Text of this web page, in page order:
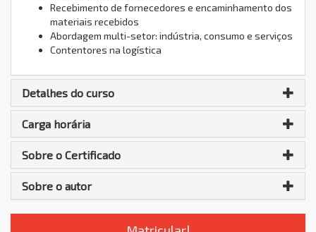
Recebimento de fornecedores e encaminhamento dos
materiais recebidos
Abordagem multi-setor: indústria, consumo e serviços
Contentores na logística
Detalhes do curso
Carga horária
Sobre o Certificado
Sobre o autor